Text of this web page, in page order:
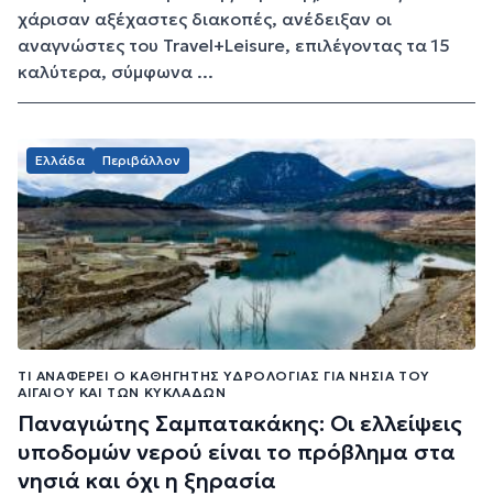
χάρισαν αξέχαστες διακοπές, ανέδειξαν οι
αναγνώστες του Travel+Leisure, επιλέγοντας τα 15
καλύτερα, σύμφωνα ...
Ελλάδα Περιβάλλον
ΤΙ ΑΝΑΦΈΡΕΙ Ο ΚΑΘΗΓΗΤΉΣ ΥΔΡΟΛΟΓΊΑΣ ΓΙΑ ΝΗΣΙΆ ΤΟΥ
ΑΙΓΑΊΟΥ ΚΑΙ ΤΩΝ ΚΥΚΛΆΔΩΝ
Παναγιώτης Σαμπατακάκης: Οι ελλείψεις
υποδομών νερού είναι το πρόβλημα στα
νησιά και όχι η ξηρασία